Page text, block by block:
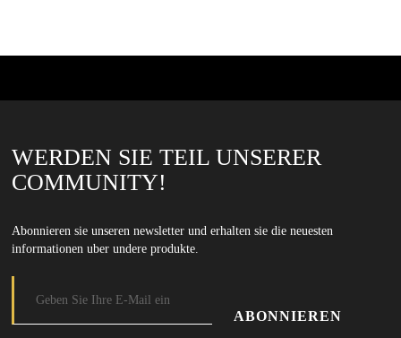
WERDEN SIE TEIL UNSERER
COMMUNITY!
Abonnieren sie unseren newsletter und erhalten sie die neuesten
informationen uber undere produkte.